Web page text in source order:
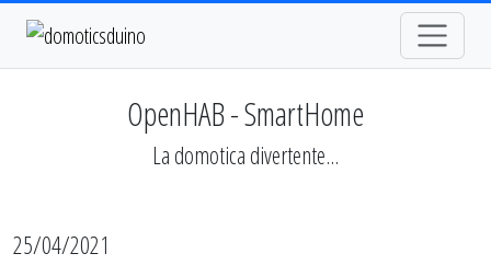
OpenHAB - SmartHome
La domotica divertente...
25/04/2021